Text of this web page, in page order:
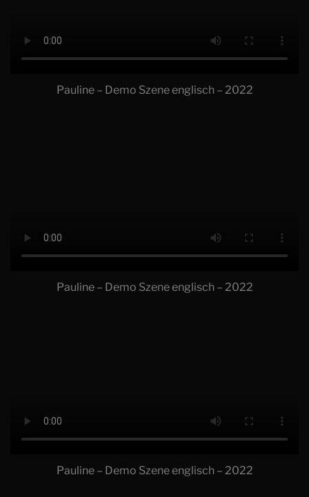
Pauline – Demo Szene englisch – 2022
Pauline – Demo Szene englisch – 2022
Pauline – Demo Szene englisch – 2022